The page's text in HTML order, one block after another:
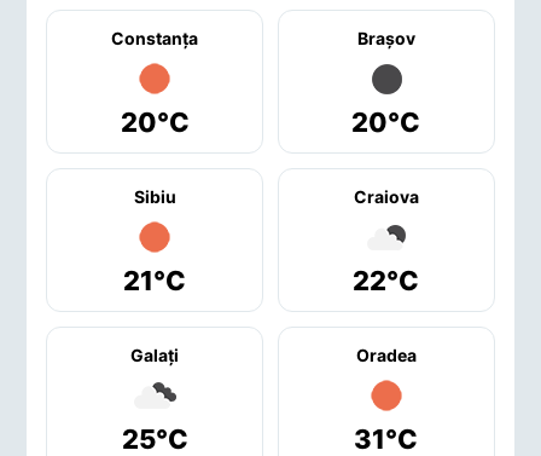
Constanţa
20°C
Braşov
20°C
Sibiu
21°C
Craiova
22°C
Galaţi
25°C
Oradea
31°C